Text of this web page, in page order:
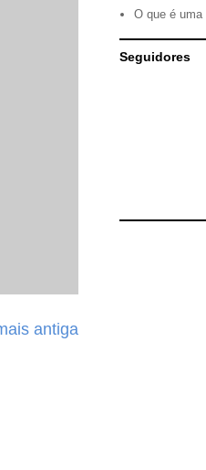
antiga
O que é
Seguidores